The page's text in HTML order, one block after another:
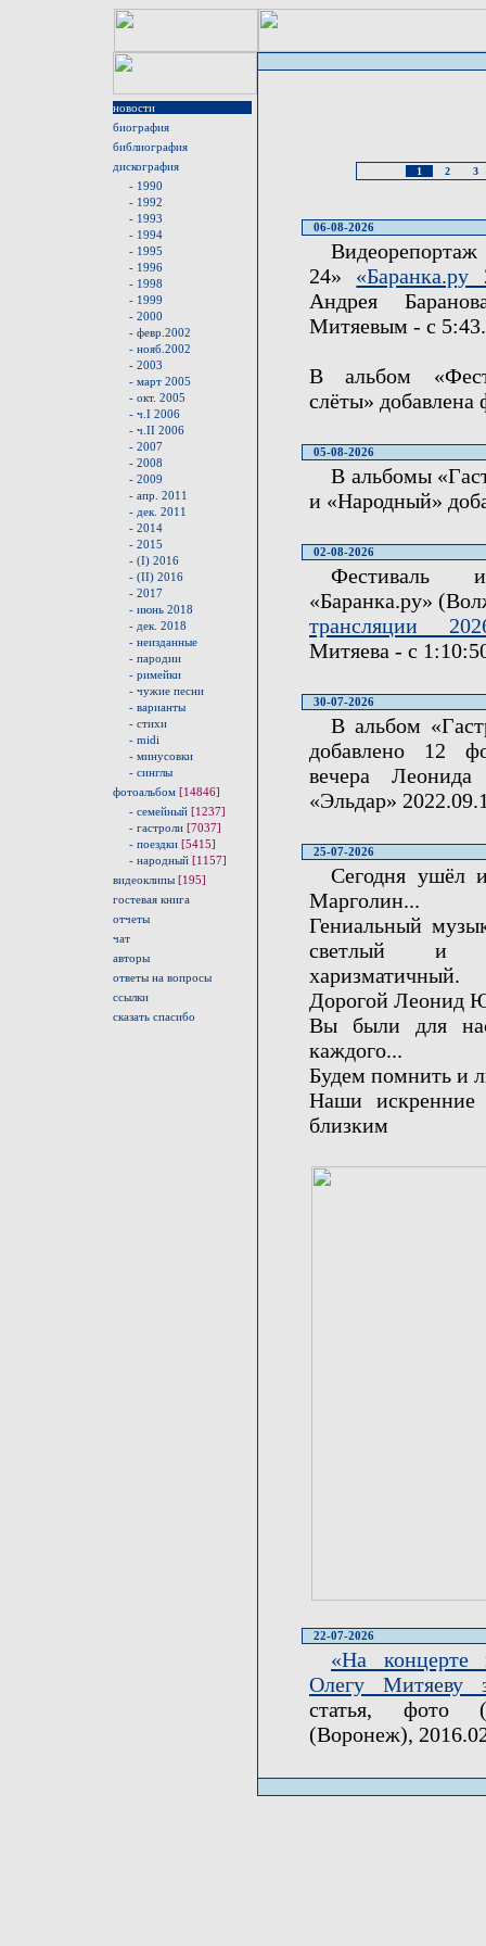
новости
биография
библиография
дискография
- 1990
- 1992
- 1993
- 1994
- 1995
- 1996
- 1998
- 1999
- 2000
- февр.2002
- нояб.2002
- 2003
- март 2005
- окт. 2005
- ч.I 2006
- ч.II 2006
- 2007
- 2008
- 2009
- апр. 2011
- дек. 2011
- 2014
- 2015
- (I) 2016
- (II) 2016
- 2017
- июнь 2018
- дек. 2018
- неизданные
- пародии
- римейки
- чужие песни
- варианты
- стихи
- midi
- минусовки
- синглы
фотоальбом [14846]
- семейный [1237]
- гастроли [7037]
- поездки [5415]
- народный [1157]
видеоклипы [195]
гостевая книга
отчеты
чат
авторы
ответы на вопросы
ссылки
сказать спасибо
1 2 3
06-08-2026
24» «Баранка.ру
Андрея
Митяевым - с 5:43.
В альбом
слёты» добавлена
05-08-2026
В альбомы
и «Народный»
02-08-2026
Фестиваль
«Баранка.ру»
трансляции
Митяева - с
30-07-2026
В альбом
добавлено 12
вечера
«Эльдар»
25-07-2026
Сегодня ушёл
Марголин...
Гениальный
светлый и
харизматичный.
Дорогой Леонид
Вы были для
каждого...
Будем помнить и
Наши искренние
близким
22-07-2026
«На
Олегу Митяеву
статья, фото
(Воронеж),